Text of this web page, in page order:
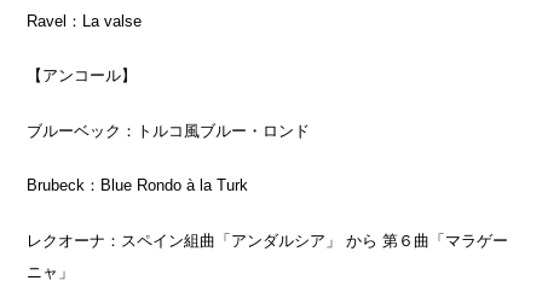
Ravel： La valse
【アンコール】
ブルーベック：トルコ風ブルー・ロンド
Brubeck： Blue Rondo à la Turk
レクオーナ：スペイン組曲「アンダルシア」 から 第６曲「マラゲー
ニャ」